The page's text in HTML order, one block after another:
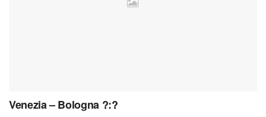
Venezia – Bologna ?:?